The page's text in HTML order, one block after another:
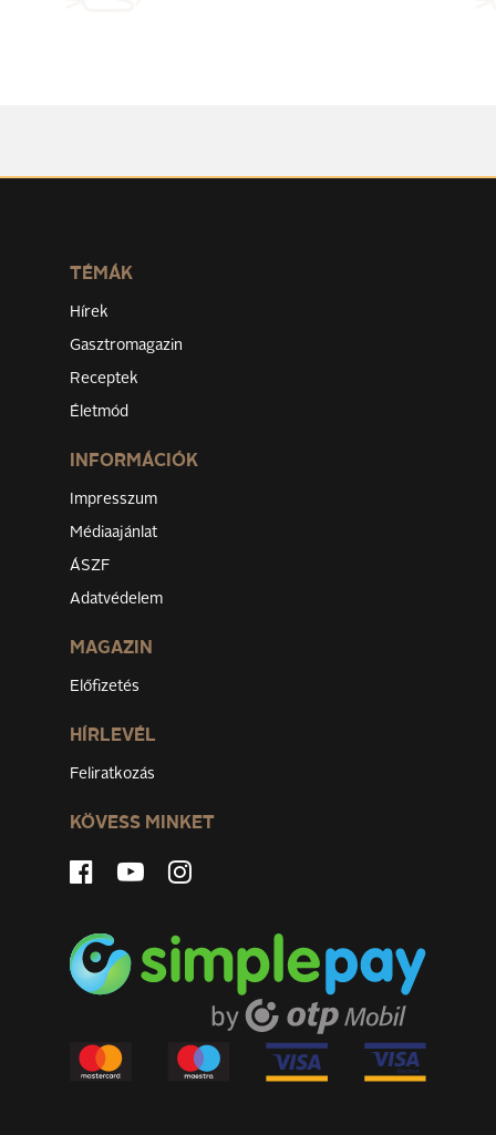
TÉMÁK
Hírek
Gasztromagazin
Receptek
Életmód
INFORMÁCIÓK
Impresszum
Médiaajánlat
ÁSZF
Adatvédelem
MAGAZIN
Előfizetés
HÍRLEVÉL
Feliratkozás
KÖVESS MINKET